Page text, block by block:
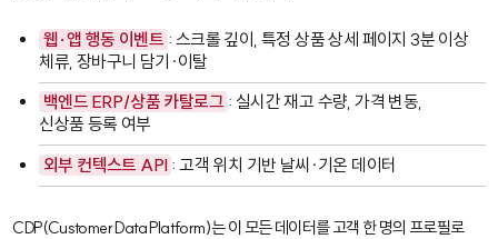
웹·앱 행동 이벤트 : 스크롤 깊이, 특정 상품 상세 페이지 3분 이상
체류, 장바구니 담기·이탈
백엔드 ERP/상품 카탈로그 : 실시간 재고 수량, 가격 변동,
신상품 등록 여부
외부 컨텍스트 API : 고객 위치 기반 날씨·기온 데이터
CDP(Customer Data Platform)는 이 모든 데이터를 고객 한 명의 프로필로